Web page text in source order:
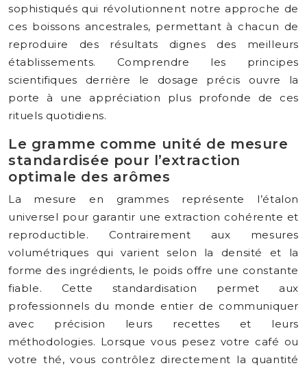
sophistiqués qui révolutionnent notre approche de
ces boissons ancestrales, permettant à chacun de
reproduire des résultats dignes des meilleurs
établissements. Comprendre les principes
scientifiques derrière le dosage précis ouvre la
porte à une appréciation plus profonde de ces
rituels quotidiens.
Le gramme comme unité de mesure
standardisée pour l’extraction
optimale des arômes
La mesure en grammes représente l’étalon
universel pour garantir une extraction cohérente et
reproductible. Contrairement aux mesures
volumétriques qui varient selon la densité et la
forme des ingrédients, le poids offre une constante
fiable. Cette standardisation permet aux
professionnels du monde entier de communiquer
avec précision leurs recettes et leurs
méthodologies. Lorsque vous pesez votre café ou
votre thé, vous contrôlez directement la quantité